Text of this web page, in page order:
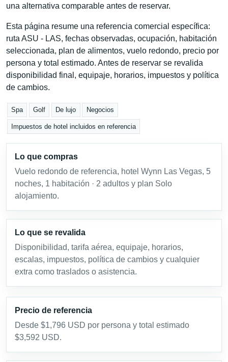
una alternativa comparable antes de reservar.
Esta página resume una referencia comercial específica:
ruta ASU - LAS, fechas observadas, ocupación, habitación
seleccionada, plan de alimentos, vuelo redondo, precio por
persona y total estimado. Antes de reservar se revalida
disponibilidad final, equipaje, horarios, impuestos y política
de cambios.
Spa Golf De lujo Negocios
Impuestos de hotel incluidos en referencia
Lo que compras
Vuelo redondo de referencia, hotel Wynn Las Vegas, 5
noches, 1 habitación · 2 adultos y plan Solo
alojamiento.
Lo que se revalida
Disponibilidad, tarifa aérea, equipaje, horarios,
escalas, impuestos, política de cambios y cualquier
extra como traslados o asistencia.
Precio de referencia
Desde $1,796 USD por persona y total estimado
$3,592 USD.